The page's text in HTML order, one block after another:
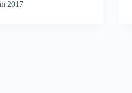
2017